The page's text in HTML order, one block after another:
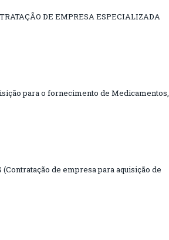
DE EMPRESA ESPECIALIZADA
para o fornecimento de Medicamentos,
de empresa para aquisição de